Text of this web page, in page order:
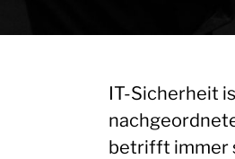
IT-Sicherheit
betrifft immer